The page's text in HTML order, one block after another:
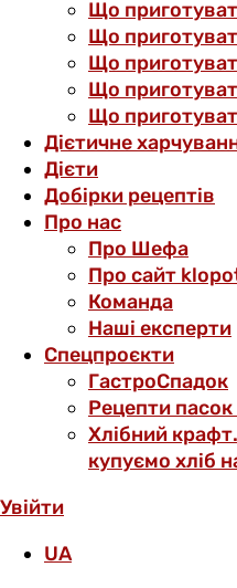
Що
Що
Що
Що
Що
Дієтичне
Дієти
Добірки рецептів
Про нас
Про Шефа
Про сайт
Команда
Наші експерти
Спецпроєкти
ГастроСпадок
Рецепти
Хлібний
купуємо хліб
Увійти
UA